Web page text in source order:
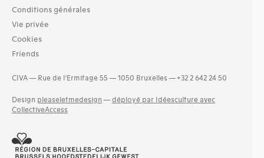
Conditions générales
Vie privée
Cookies
Friends
CIVA — Rue de l’Ermitage 55 — 1050 Bruxelles — +32 2 642 24 50
Design pleaseletmedesign — déployé par Idéesculture avec
CollectiveAccess